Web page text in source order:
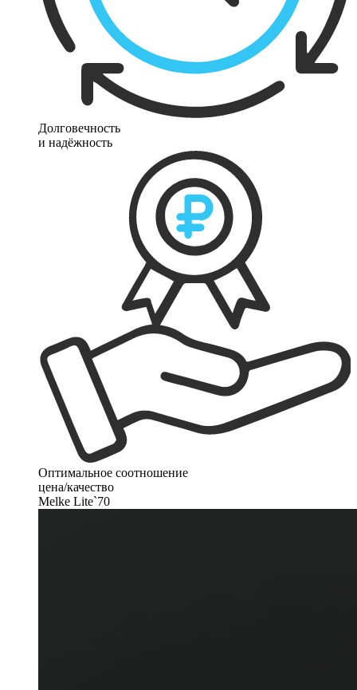
Долговечность
и надёжность
Оптимальное соотношение
цена/качество
Melke Lite`70